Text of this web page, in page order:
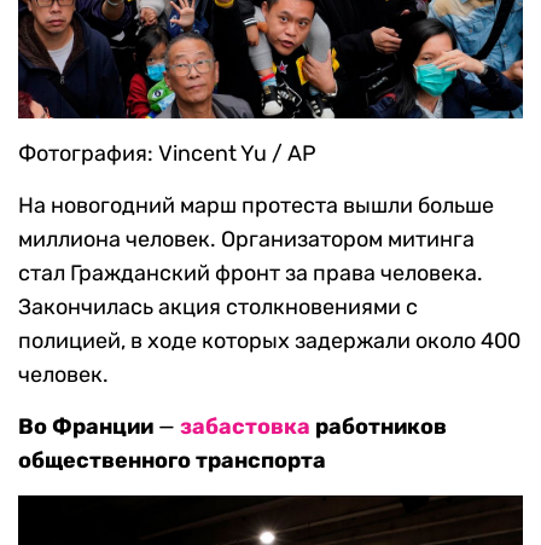
Фотография: Vincent Yu / AP
На новогодний марш протеста вышли больше
миллиона человек. Организатором митинга
стал Гражданский фронт за права человека.
Закончилась акция столкновениями с
полицией, в ходе которых задержали около 400
человек.
Во Франции — забастовка работников
общественного транспорта